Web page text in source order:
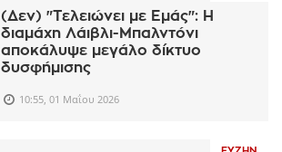
(Δεν) "Τελειώνει με Εμάς": Η
διαμάχη Λάιβλι-Μπαλντόνι
αποκάλυψε μεγάλο δίκτυο
δυσφήμισης
10:55, 01 Μαΐου 2026